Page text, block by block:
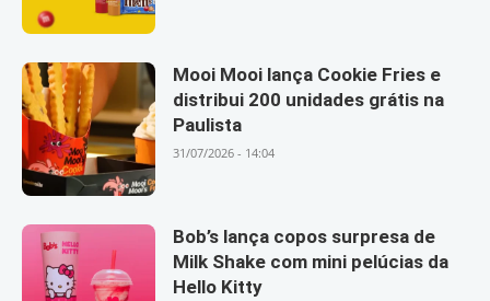
Mooi Mooi lança Cookie Fries e
distribui 200 unidades grátis na
Paulista
31/07/2026 - 14:04
Bob’s lança copos surpresa de
Milk Shake com mini pelúcias da
Hello Kitty